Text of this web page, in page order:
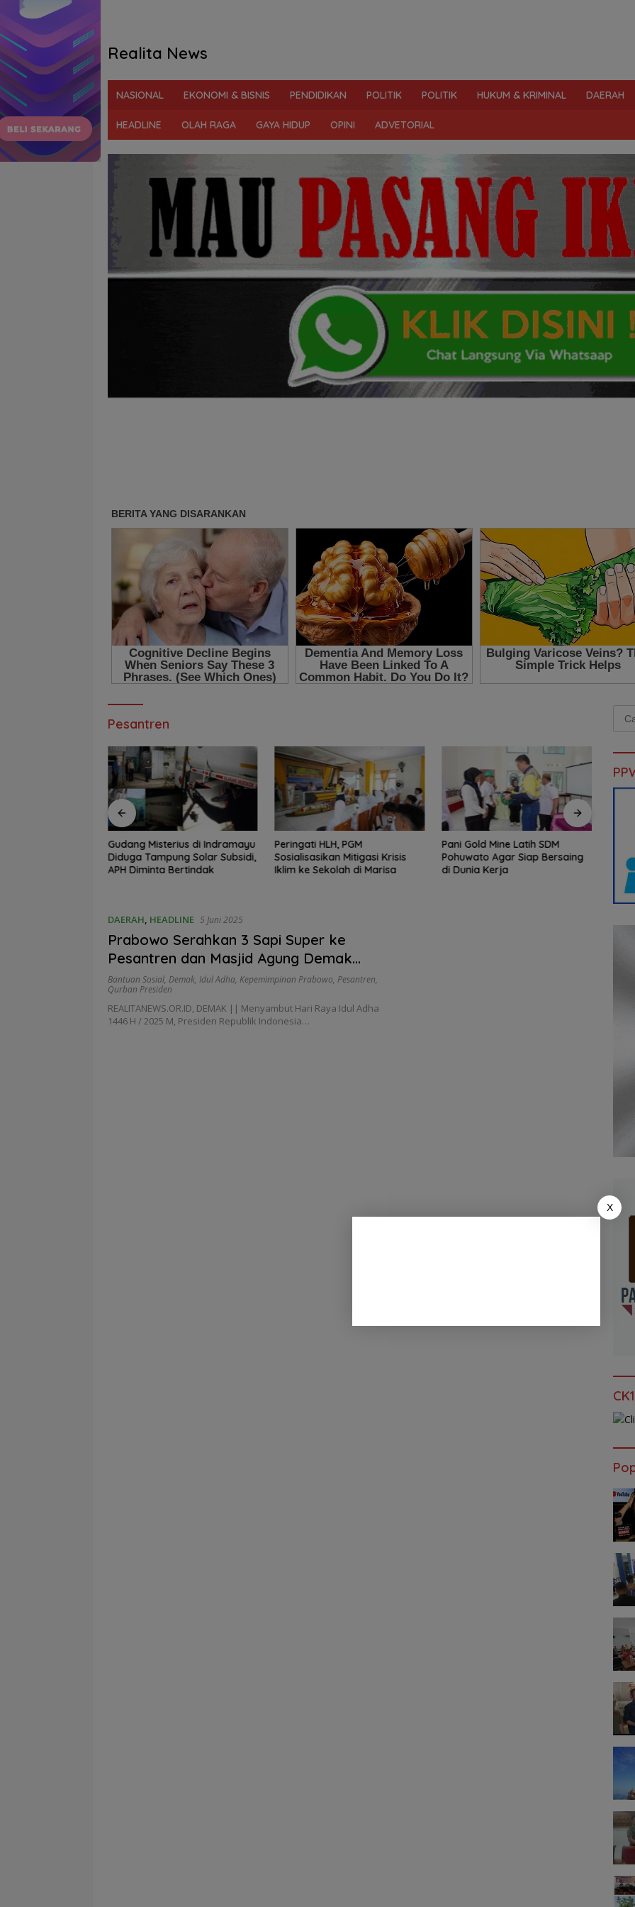
Realita News
Ungkap
NASIONAL EKONOMI & BISNIS PENDIDIKAN POLITIK POLITIK HUKUM & KRIMINAL DAERAH
HEADLINE OLAH RAGA GAYA HIDUP OPINI ADVETORIAL
Pesantren
Gudang Misterius di Indramayu
Diduga Tampung Solar Subsidi,
APH Diminta Bertindak
Peringati HLH, PGM
Sosialisasikan Mitigasi Krisis
Iklim ke Sekolah di Marisa
Pani Gold Mine Latih SDM
Pohuwato Agar Siap Bersaing
di Dunia Kerja
DAERAH, HEADLINE 5 Juni 2025
Prabowo Serahkan 3 Sapi Super ke
Pesantren dan Masjid Agung Demak
Sambut Idul Adha 1446 H
Bantuan Sosial, Demak, Idul Adha, Kepemimpinan Prabowo, Pesantren,
Qurban Presiden
REALITANEWS.OR.ID, DEMAK || Menyambut Hari Raya Idul Adha
1446 H / 2025 M, Presiden Republik Indonesia…
Cari
CK1
X